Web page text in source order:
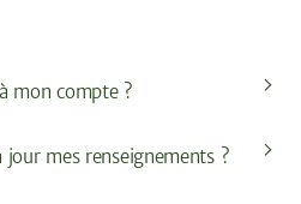
mon compte ?
mes renseignements ?